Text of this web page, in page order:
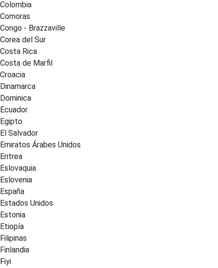
Colombia
Comoras
Congo - Brazzaville
Corea del Sur
Costa Rica
Costa de Marfil
Croacia
Dinamarca
Dominica
Ecuador
Egipto
El Salvador
Emiratos Árabes Unidos
Eritrea
Eslovaquia
Eslovenia
España
Estados Unidos
Estonia
Etiopía
Filipinas
Finlandia
Fiyi